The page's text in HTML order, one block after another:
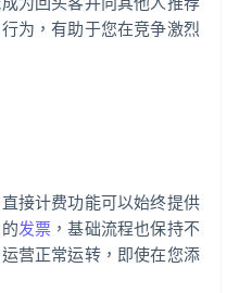
为，有助于您在竞争激烈
接计费功能可以始终提供
发票 ，基础流程也保持不
营正常运转，即使在您添